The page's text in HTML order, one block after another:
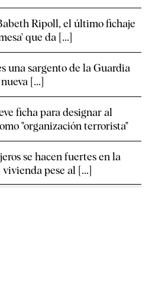
Ripoll, el último fichaje
que da [...]
una sargento de la Guardia
[...]
ficha para designar al
"organización terrorista"
se hacen fuertes en la
pese al [...]